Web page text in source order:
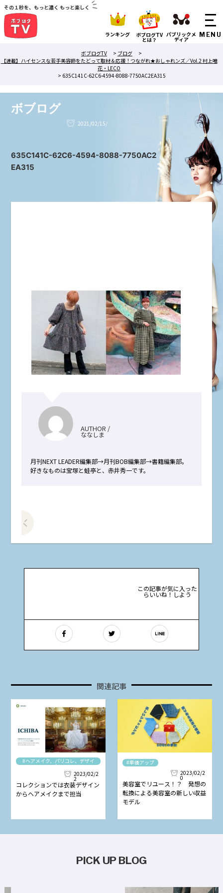
その１秒を、もっと濃く もっと楽しく
ランキング ボブログTV
とは？
パブリックメ
ディア
ボブログTV
> ブログ
>
【連載】ハイセンスな若手美容師をたどって取材＆応援！つながれ★おしゃれンズ／Vol.2 村上唯
花・LECO
> 635C141C-62C6-4594-8088-7750AC2EA315
ボブログ
2021/02/15/
635C141C-62C6-4594-8088-7750AC2
EA315
AUTHOR /
ななしま
月刊NEXT LEADER編集部→月刊BOB編集部→書籍編集部。
好きなものは宝塚と蛙亭と、赤井秀一です。
この記事が気に入った
らいいね！しよう
関連記事
#ヘアメイク、パリコレ、デザイ
ナー
2023/02/2
2
コレクションでは衣装デザイン
からヘアメイクまで担当
#単価アップ
2023/02/2
0
美容室でリユース！？ 発想の
転換による美容室の新しい収益
モデル
PICK UP BLOG